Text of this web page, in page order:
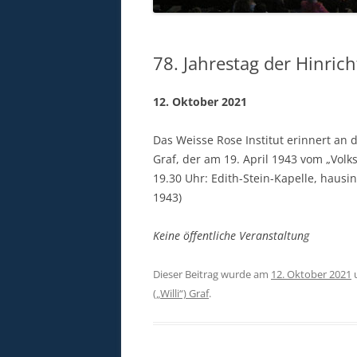
78. Jahrestag der
12. Oktober 2021
Das Weisse Rose Institut erinnert an
Graf, der am 19. April 1943 vom
19.30 Uhr: Edith-Stein-Kapelle,
1943)
Keine öffentliche Veranstaltung
Dieser Beitrag wurde am 12. Oktober 2021
(„Willi“) Graf.